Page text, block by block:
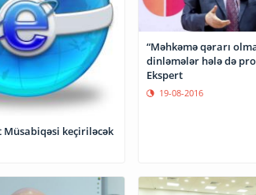
keçiriləcək
“Məhkəmə qərarı
dinləmələr hələ də
Ekspert
19-08-2016